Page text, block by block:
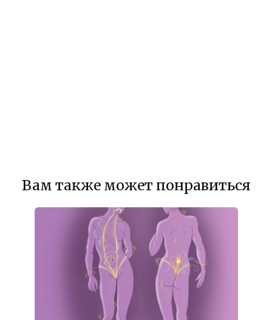
Вам также может понравиться